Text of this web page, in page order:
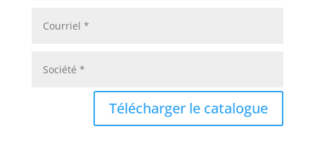
Télécharger le catalogue